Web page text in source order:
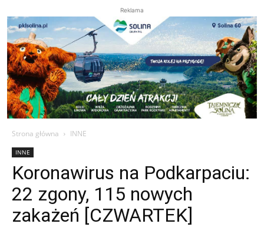
Reklama
Strona główna INNE
INNE
Koronawirus na Podkarpaciu:
22 zgony, 115 nowych
zakażeń [CZWARTEK]